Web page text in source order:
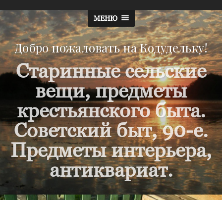
МЕНЮ
Добро пожаловать на Кодудельку!
Старинные сельские
вещи, предметы
крестьянского быта.
Советский быт, 90-е.
Предметы интерьера,
антиквариат.